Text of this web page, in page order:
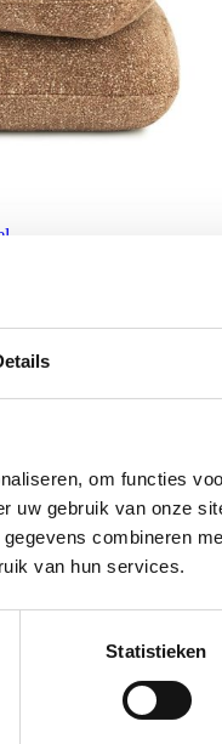
om functies
uw gebruik van onze
combineren
van hun services.
Statistieken